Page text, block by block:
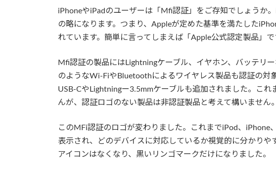
iPhoneやiPadのユーザーは「Mfi認証」をご存知でしょうか
の略になります。つまり、Appleが定めた基準を満たした
れています。簡単に言ってしまえば「Apple公式認定製品」で
Mfi認証の製品にはLightningケーブル、イヤホン、バッテリ
のようなWi-FiやBluetoothによるワイヤレス製品も認証の対
USB-CやLightningー3.5mmケーブルも追加されました。こ
んが、認証ロゴのない製品は非認証製品と考えて構いません。
このMFi認証のロゴが変わりました。これまでiPod、iPhone
表示され、どのデバイスに対応しているか視覚的に分かり
アイコンはなくなり、黒いリンゴマークだけになりました。